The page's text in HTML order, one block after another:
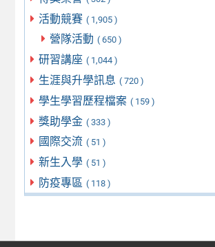
活動競賽 ( 1,905 )
營隊活動 ( 650 )
研習講座 ( 1,044 )
生涯與升學訊息 ( 720 )
學生學習歷程檔案 ( 159 )
獎助學金 ( 333 )
國際交流 ( 51 )
新生入學 ( 51 )
防疫專區 ( 118 )